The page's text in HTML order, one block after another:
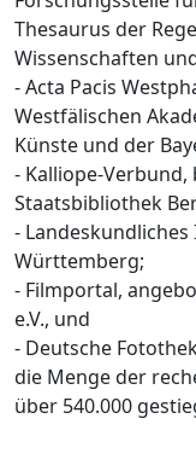
Thesaurus der
Wissenschaften
- Acta Pacis
Westfälischen
Künste und der
- Kalliope-
Staatsbibliothek
-
Württemberg;
- Filmportal,
e.V., und
- Deutsche
die Menge der
über 540.000